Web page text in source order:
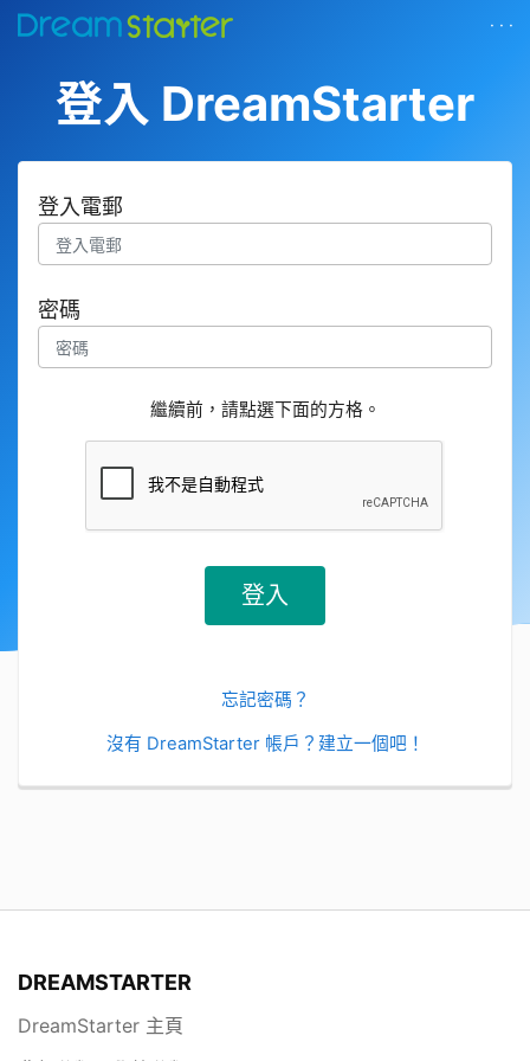
· · ·
登入 DreamStarter
登入電郵
密碼
繼續前，請點選下面的方格。
忘記密碼？
沒有 DreamStarter 帳戶？建立一個吧！
DREAMSTARTER
DreamStarter 主頁